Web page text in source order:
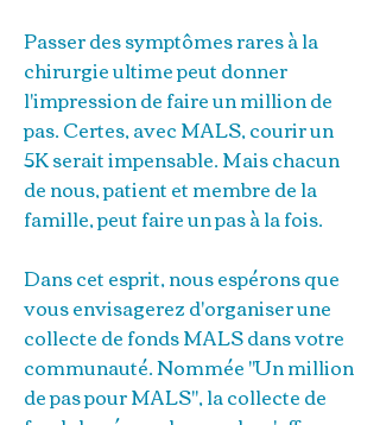
Passer des symptômes rares à la
chirurgie ultime peut donner
l'impression de faire un million de
pas. Certes, avec MALS, courir un
5K serait impensable. Mais chacun
de nous, patient et membre de la
famille, peut faire un pas à la fois.
Dans cet esprit, nous espérons que
vous envisagerez d'organiser une
collecte de fonds MALS dans votre
communauté. Nommée "Un million
de pas pour MALS", la collecte de